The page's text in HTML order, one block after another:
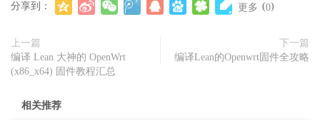
分享到： 更多 (0)
上一篇
编译 Lean 大神的 OpenWrt
(x86_x64) 固件教程汇总
下一篇
编译Lean的Openwrt固件全攻略
相关推荐